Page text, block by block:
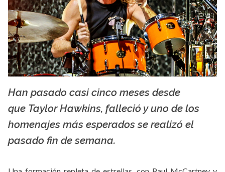
La X mas música
Han pasado casi cinco meses desde
que Taylor Hawkins, falleció y uno de los
homenajes más esperados se realizó el
pasado fin de semana.